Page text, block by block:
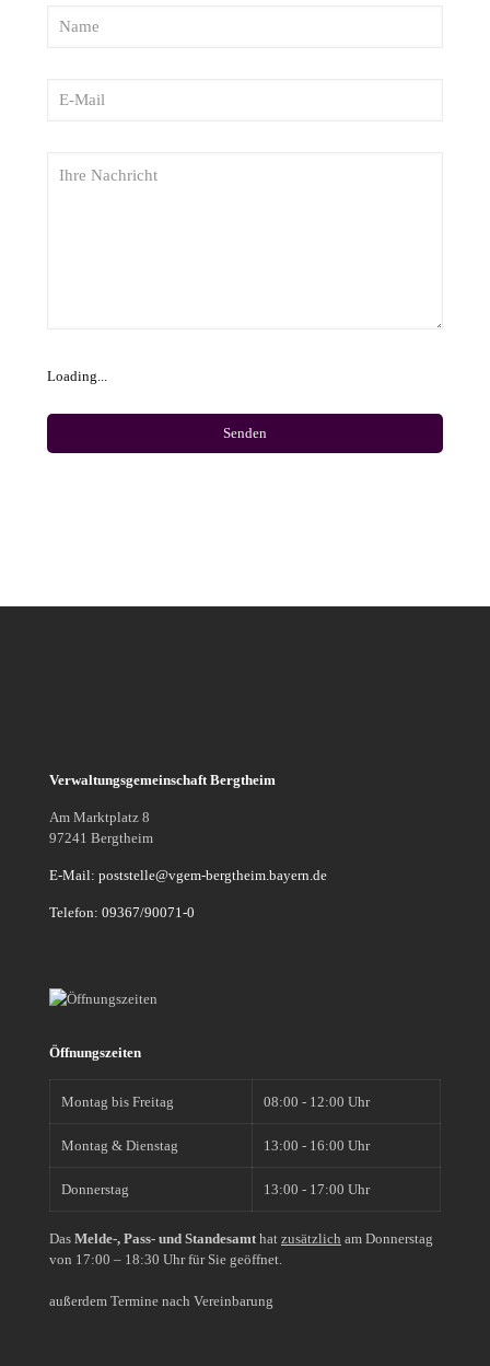
Loading...
Verwaltungsgemeinschaft Bergtheim
Am Marktplatz 8
97241 Bergtheim
E-Mail: poststelle@vgem-bergtheim.bayern.de
Telefon: 09367/90071-0
Öffnungszeiten
Montag bis Freitag 08:00 - 12:00 Uhr
Montag & Dienstag 13:00 - 16:00 Uhr
Donnerstag 13:00 - 17:00 Uhr
Das Melde-, Pass- und Standesamthat zusätzlich am Donnerstag
von 17:00 – 18:30 Uhr für Sie geöffnet.
außerdem Termine nach Vereinbarung